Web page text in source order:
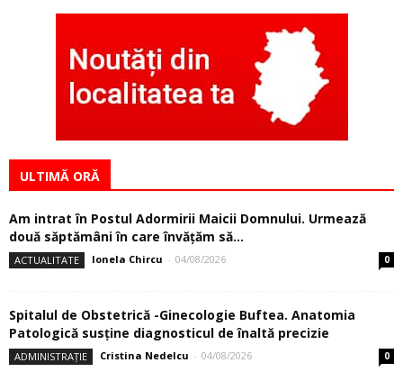
ULTIMĂ ORĂ
Am intrat în Postul Adormirii Maicii Domnului. Urmează
două săptămâni în care învăţăm să...
ACTUALITATE Ionela Chircu - 04/08/2026 0
Spitalul de Obstetrică -Ginecologie Buftea. Anatomia
Patologică susţine diagnosticul de înaltă precizie
ADMINISTRAȚIE Cristina Nedelcu - 04/08/2026 0